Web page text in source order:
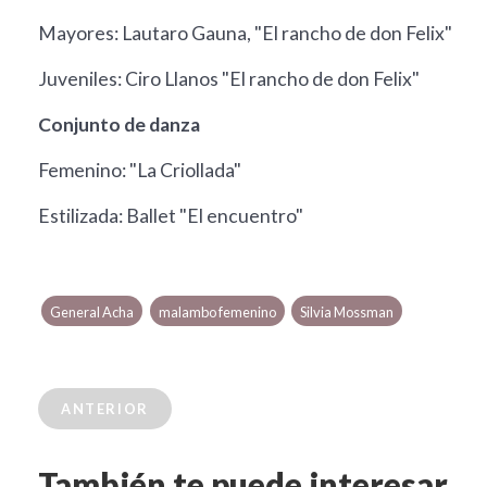
Mayores: Lautaro Gauna, "El rancho de don Felix"
Juveniles: Ciro Llanos "El rancho de don Felix"
Conjunto de danza
Femenino: "La Criollada"
Estilizada: Ballet "El encuentro"
General Acha malambo femenino Silvia Mossman
ANTERIOR